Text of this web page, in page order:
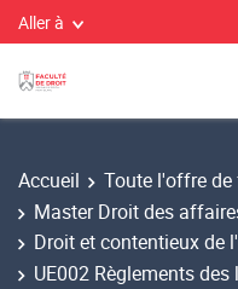
Aller à
Accueil Toute l'offre
Master Droit des
Droit et contentieux de
UE002 Règlements